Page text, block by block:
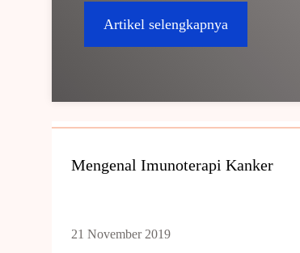
Artikel selengkapnya
Mengenal Imunoterapi Kanker
21 November 2019